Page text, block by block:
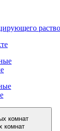
комнат